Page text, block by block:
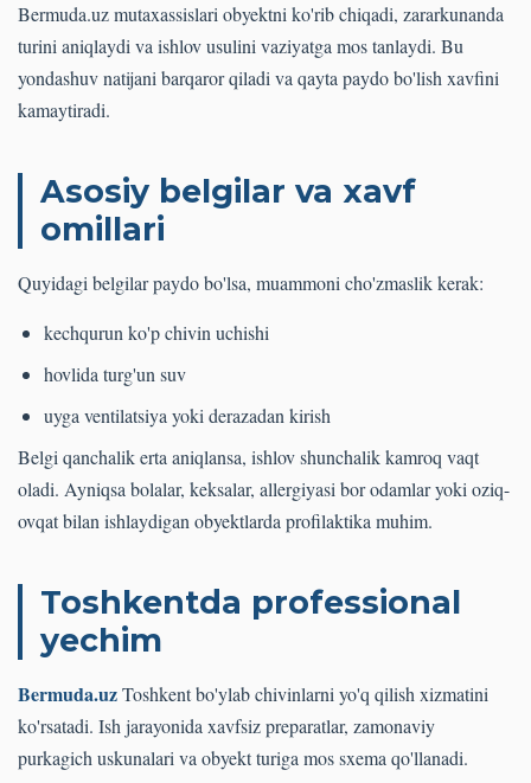
Bermuda.uz mutaxassislari obyektni ko'rib chiqadi, zararkunanda
turini aniqlaydi va ishlov usulini vaziyatga mos tanlaydi. Bu
yondashuv natijani barqaror qiladi va qayta paydo bo'lish xavfini
kamaytiradi.
Asosiy belgilar va xavf
omillari
Quyidagi belgilar paydo bo'lsa, muammoni cho'zmaslik kerak:
kechqurun ko'p chivin uchishi
hovlida turg'un suv
uyga ventilatsiya yoki derazadan kirish
Belgi qanchalik erta aniqlansa, ishlov shunchalik kamroq vaqt
oladi. Ayniqsa bolalar, keksalar, allergiyasi bor odamlar yoki oziq-
ovqat bilan ishlaydigan obyektlarda profilaktika muhim.
Toshkentda professional
yechim
Bermuda.uzToshkent bo'ylab chivinlarni yo'q qilish xizmatini
ko'rsatadi. Ish jarayonida xavfsiz preparatlar, zamonaviy
purkagich uskunalari va obyekt turiga mos sxema qo'llanadi.